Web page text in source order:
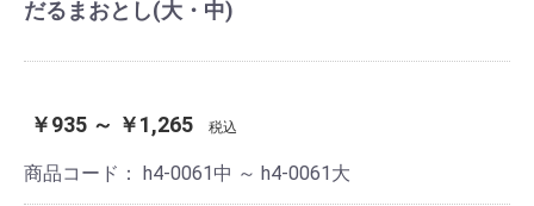
だるまおとし(大・中)
￥935 ～ ￥1,265 税込
商品コード： h4-0061中 ～ h4-0061大